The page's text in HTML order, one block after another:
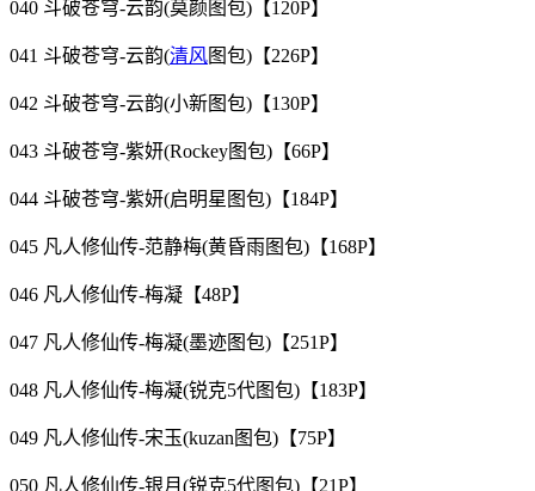
040 斗破苍穹-云韵(莫颜图包)【120P】
041 斗破苍穹-云韵(清风图包)【226P】
042 斗破苍穹-云韵(小新图包)【130P】
043 斗破苍穹-紫妍(Rockey图包)【66P】
044 斗破苍穹-紫妍(启明星图包)【184P】
045 凡人修仙传-范静梅(黄昏雨图包)【168P】
046 凡人修仙传-梅凝【48P】
047 凡人修仙传-梅凝(墨迹图包)【251P】
048 凡人修仙传-梅凝(锐克5代图包)【183P】
049 凡人修仙传-宋玉(kuzan图包)【75P】
050 凡人修仙传-银月(锐克5代图包)【21P】